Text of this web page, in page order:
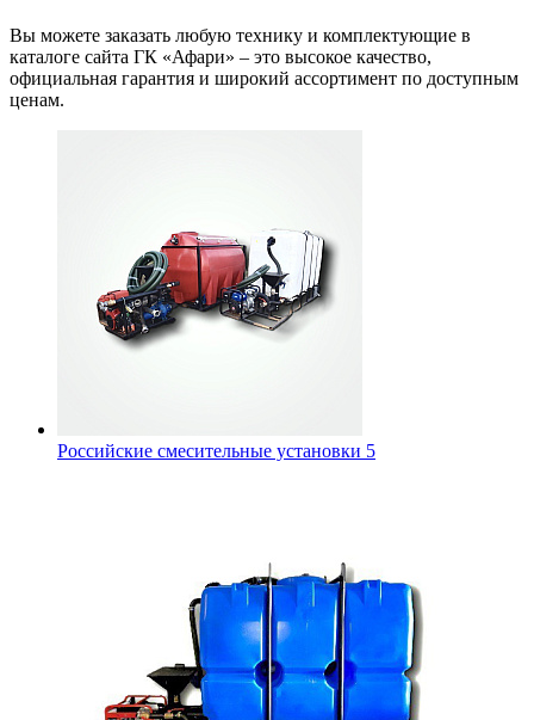
Вы можете заказать любую технику и комплектующие в
каталоге сайта ГК «Афари» – это высокое качество,
официальная гарантия и широкий ассортимент по доступным
ценам.
Российские смесительные установки 5